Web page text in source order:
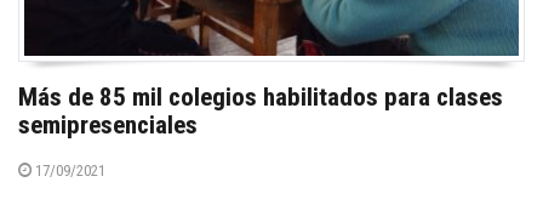
Más de 85 mil colegios habilitados para clases
semipresenciales
17/09/2021